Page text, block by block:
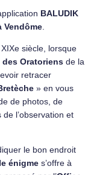
BALUDIK
Vendôme
siècle, lorsque
Oratoriens de la
retracer
» en vous
de photos, de
l’observation et
le bon endroit
énigme s’offre à